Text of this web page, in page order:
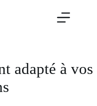
adapté à vos